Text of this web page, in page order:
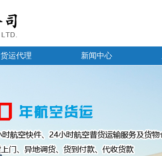
货运代理 新闻中心